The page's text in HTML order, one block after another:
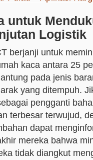
untuk
Logistik
berjanji untuk
kaca antara 25
pada jenis
yang ditempuh.
pengganti
terbesar terwujud,
dapat
mereka bahwa
tidak diangkut